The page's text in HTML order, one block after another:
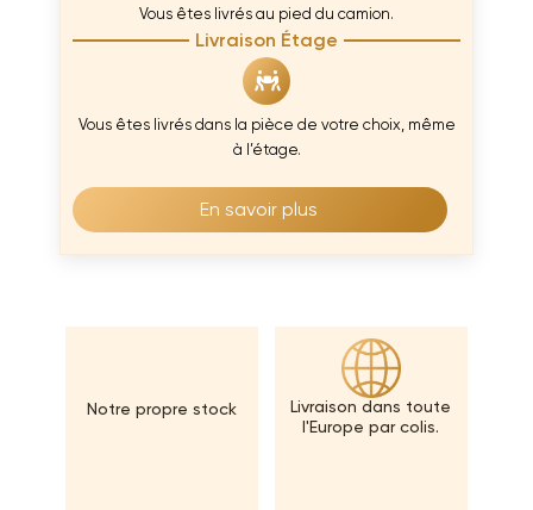
Vous êtes livrés au pied du camion.
Livraison Étage
Vous êtes livrés dans la pièce de votre choix, même
à l’étage.
En savoir plus
Notre propre stock
Livraison dans toute
l'Europe par colis.